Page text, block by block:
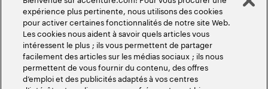
expérience plus pertinente, nous utilisons des cookies
pour activer certaines fonctionnalités de notre site Web.
Les cookies nous aident à savoir quels articles vous
intéressent le plus ; ils vous permettent de partager
facilement des articles sur les médias sociaux ; ils nous
permettent de vous fournir du contenu, des offres
d’emploi et des publicités adaptés à vos centres